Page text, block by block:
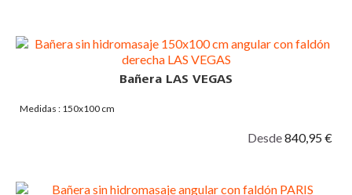
Bañera LAS VEGAS
Medidas : 150x100 cm
Desde840,95 €